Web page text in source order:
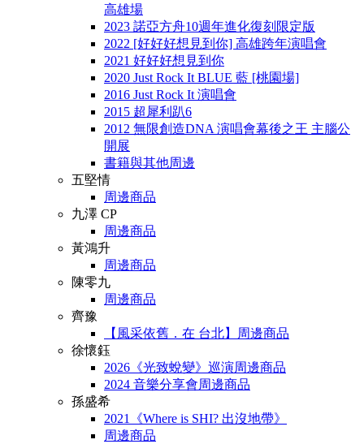
高雄場
2023 諾亞方舟10週年進化復刻限定版
2022 [好好好想見到你] 高雄跨年演唱會
2021 好好好想見到你
2020 Just Rock It BLUE 藍 [桃園場]
2016 Just Rock It 演唱會
2015 超犀利趴6
2012 無限創造DNA 演唱會幕後之王 主腦公
開展
書籍與其他周邊
五堅情
周邊商品
九澤 CP
周邊商品
黃鴻升
周邊商品
陳零九
周邊商品
齊豫
【風采依舊．在 台北】周邊商品
徐懷鈺
2026《光致蛻變》巡演周邊商品
2024 音樂分享會周邊商品
孫盛希
2021《Where is SHI? 出沒地帶》
周邊商品